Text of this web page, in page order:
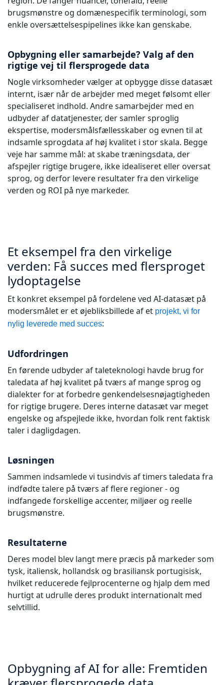
brugsmønstre og domænespecifik terminologi, som
enkle oversættelsespipelines ikke kan genskabe.
Opbygning eller samarbejde? Valg af den
rigtige vej til flersprogede data
Nogle virksomheder vælger at opbygge disse datasæt
internt, især når de arbejder med meget følsomt eller
specialiseret indhold. Andre samarbejder med en
udbyder af datatjenester, der samler sproglig
ekspertise, modersmålsfællesskaber og evnen til at
indsamle sprogdata af høj kvalitet i stor skala. Begge
veje har samme mål: at skabe træningsdata, der
afspejler rigtige brugere, ikke idealiseret eller oversat
sprog, og derfor levere resultater fra den virkelige
verden og ROI på nye markeder.
Et eksempel fra den virkelige
verden: Få succes med flersproget
lydoptagelse
Et konkret eksempel på fordelene ved AI-datasæt på
modersmålet er et øjebliksbillede af et projekt, vi for
nylig leverede med succes:
Udfordringen
En førende udbyder af taleteknologi havde brug for
taledata af høj kvalitet på tværs af mange sprog og
dialekter for at forbedre genkendelsesnøjagtigheden
for rigtige brugere. Deres interne datasæt var meget
engelske og afspejlede ikke, hvordan folk rent faktisk
taler i dagligdagen.
Løsningen
Sammen indsamlede vi tusindvis af timers taledata fra
indfødte talere på tværs af flere regioner - og
indfangede forskellige accenter, miljøer og reelle
brugsmønstre.
Resultaterne
Deres model blev langt mere præcis på markeder som
tysk, italiensk, hollandsk og brasiliansk portugisisk,
hvilket reducerede fejlprocenterne og hjalp dem med
hurtigt at udrulle deres produkt internationalt med
selvtillid.
Opbygning af AI for alle: Fremtiden